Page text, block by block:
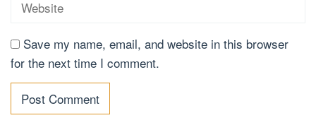
Save my name, email, and website in this browser
for the next time I comment.